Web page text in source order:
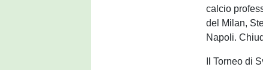
calcio
del Milan,
Napoli.
Il Torneo di